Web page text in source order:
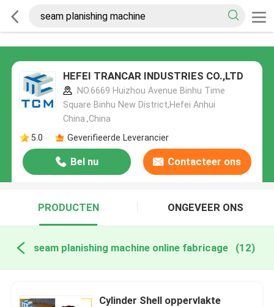
HEFEI TRANCAR INDUSTRIES CO.,LTD
NO.6669 Huizhou Avenue Binhu Time
Square Binhu New District,Hefei Anhui
China.,China
5.0
Geverifieerde Leverancier
Bel nu Contacteer ons
PRODUCTEN ONGEVEER ONS
seam planishing machine online fabricage (12)
Cylinder Shell oppervlakte